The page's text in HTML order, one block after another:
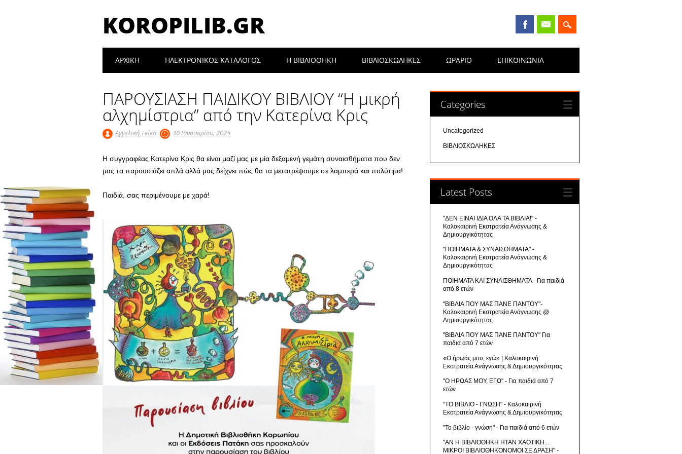
KOROPILIB.GR
Main menu
ΑΡΧΙΚΉ ΗΛΕΚΤΡΟΝΙΚΟΣ ΚΑΤΑΛΟΓΟΣ Η ΒΙΒΛΙΟΘΉΚΗ ΒΙΒΛΙΟΣΚΩΛΗΚΕΣ ΩΡΑΡΙΟ ΕΠΙΚΟΙΝΩΝΊΑ
ΠΑΡΟΥΣΙΑΣΗ ΠΑΙΔΙΚΟΥ ΒΙΒΛΙΟΥ “Η μικρή
αλχημίστρια” από την Κατερίνα Κρις
Αγγελική Γκίκα 30 Ιανουαρίου, 2025
Η συγγραφέας Κατερίνα Κρις θα είναι μαζί μας με μία δεξαμενή γεμάτη συναισθήματα που δεν
μας τα παρουσιάζει απλά αλλά μας δείχνει πώς θα τα μετατρέψουμε σε λαμπερά και πολύτιμα!
Παιδιά, σας περιμένουμε με χαρά!
Categories
Uncategorized
ΒΙΒΛΙΟΣΚΩΛΗΚΕΣ
Latest Posts
"ΔΕΝ ΕΙΝΑΙ ΙΔΙΑ ΟΛΑ ΤΑ ΒΙΒΛΙΑ!" -
Καλοκαιρινή Εκστρατεία Ανάγνωσης &
Δημιουργικότητας
"ΠΟΙΗΜΑΤΑ & ΣΥΝΑΙΣΘΗΜΑΤΑ" -
Καλοκαιρινή Εκστρατεία Ανάγνωσης &
Δημιουργικότητας
ΠΟΙΗΜΑΤΑ ΚΑΙ ΣΥΝΑΙΣΘΗΜΑΤΑ - Για παιδιά
από 8 ετών
"ΒΙΒΛΙΑ ΠΟΥ ΜΑΣ ΠΑΝΕ ΠΑΝΤΟΥ"-
Καλοκαιρινή Εκστρατεία Ανάγνωσης @
Δημιουργικότητας
"ΒΙΒΛΙΑ ΠΟΥ ΜΑΣ ΠΑΝΕ ΠΑΝΤΟΥ" Για
παιδιά από 7 ετών
«Ο ήρωάς μου, εγώ» | Καλοκαιρινή
Εκστρατεία Ανάγνωσης & Δημιουργικότητας
"Ο ΗΡΩΑΣ ΜΟΥ, ΕΓΩ" - Για παιδιά από 7
ετών
"ΤΟ ΒΙΒΛΙΟ - ΓΝΩΣΗ" - Καλοκαιρινή
Εκστρατεία Ανάγνωσης & Δημιουργικότητας
"Το βιβλίο - γνώση" - Για παιδιά από 6 ετών
"ΑΝ Η ΒΙΒΛΙΟΘΗΚΗ ΗΤΑΝ ΧΑΟΤΙΚΗ...
ΜΙΚΡΟΙ ΒΙΒΛΙΟΘΗΚΟΝΟΜΟΙ ΣΕ ΔΡΑΣΗ" -